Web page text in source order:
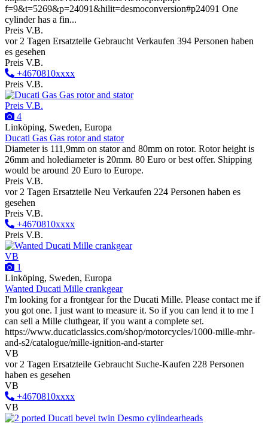
f=9&t=5269&p=24091&hilit=desmoconversion#p24091 One
cylinder has a fin...
Preis V.B.
vor 2 Tagen Ersatzteile Gebraucht Verkaufen 394 Personen haben
es gesehen
Preis V.B.
+4670810xxxx
Preis V.B.
Preis V.B.
4
Linköping, Sweden, Europa
Ducati Gas Gas rotor and stator
Diameter is 111,9mm on stator and 80mm on rotor. Rotor height is
26mm and holediameter is 20mm. 80 Euro or best offer. Shipping
would be around 20 Euro to Europe.
Preis V.B.
vor 2 Tagen Ersatzteile Neu Verkaufen 224 Personen haben es
gesehen
Preis V.B.
+4670810xxxx
Preis V.B.
VB
1
Linköping, Sweden, Europa
Wanted Ducati Mille crankgear
I'm looking for a frontgear for the Ducati Mille. Please contact me if
you got one. I just want to measure it. So if you can lend it to me I
can sell a Mille cluthgear, if you want a complete set.
https://www.ducaticlassics.com/shop/motorcycles/1000-mille-mhr-
and-s2/catalogue/mille-ignition-and-starter
VB
vor 2 Tagen Ersatzteile Gebraucht Suche-Kaufen 228 Personen
haben es gesehen
VB
+4670810xxxx
VB